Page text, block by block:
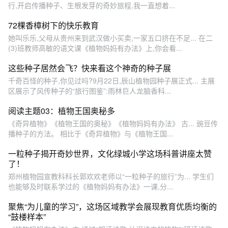
行,开启传播种子、生根发芽的奇妙旅程,我一直想着...
72棵香樟树下的快乐教育
她叫乐乐,父母从贵州来到武汉做小买卖,一家五口挤在不足... 在二
(3)班教师高敏的语文课《植物妈妈有办法》上,你会看...
这些种子居然会飞？快来看这个神奇的种子展
千奇百怪的种子,你见过吗?9月22日,辰山植物园种子展正式... 主展
区展示了风传种子的“旅行图鉴”:雨林巨人龙脑香科...
阅读主题03：植物王国奥秘多
《奇异植物》《植物王国的奥秘》《植物妈妈有办法》 古... 豌豆传
播种子的方法。 相比于《奇异植物》与《植物王国...
一粒种子揭开奇妙世界，文化绿城小学这场科普讲座太赞
了！
郑州植物园宣教科科长郭欢欢老师以“一粒种子的旅行”为... 学生们
也能够及时联系学过的《植物妈妈有办法》一课,分...
聚焦“为儿童的学习”，这场区域教学会展现教育优质均衡的
“鼓楼样本”